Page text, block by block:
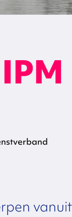
vanuit